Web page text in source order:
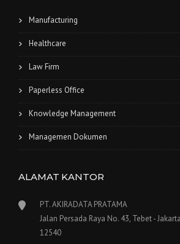
Manufacturing
Healthcare
Law Firm
Paperless Office
Knowledge Management
Managemen Dokumen
ALAMAT KANTOR
PT. AKIRADATA PRATAMA
Jalan Persada Raya No. 43, Tebet -
12540